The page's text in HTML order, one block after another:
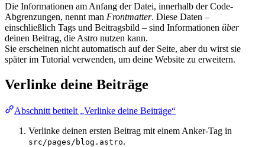
Die Informationen am Anfang der Datei, innerhalb der Code-
Abgrenzungen, nennt man Frontmatter. Diese Daten –
einschließlich Tags und Beitragsbild – sind Informationen über
deinen Beitrag, die Astro nutzen kann.
Sie erscheinen nicht automatisch auf der Seite, aber du wirst sie
später im Tutorial verwenden, um deine Website zu erweitern.
Verlinke deine Beiträge
Abschnitt betitelt „Verlinke deine Beiträge“
Verlinke deinen ersten Beitrag mit einem Anker-Tag in
src/pages/blog.astro.